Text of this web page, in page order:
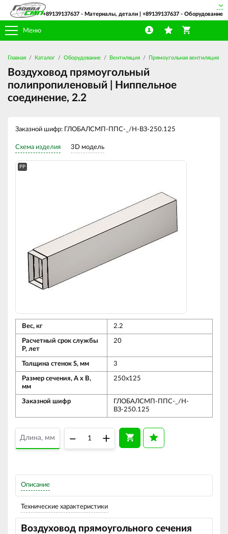
Меню
+89139137637 - Материалы, детали | +89139137637 - Оборудование
Главная Каталог Оборудование Вентиляция Прямоугольная вентиляция
Воздуховод прямоугольный
полипропиленовый | Ниппельное
соединение, 2.2
Заказной шифр: ГЛОБАЛСМП-ППС-_/Н-ВЗ-250.125
Схема изделия 3D модель
PP
Вес, кг 2.2
Расчетный срок службы
Р, лет
20
Толщина стенок S, мм 3
Размер сечения, А х В,
мм
250х125
Заказной шифр
ГЛОБАЛСМП-ППС-_/Н-
ВЗ-250.125
– +
Описание
Технические характеристики
Воздуховод прямоугольного сечения